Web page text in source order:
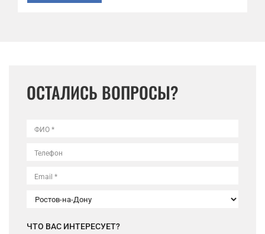
ОСТАЛИСЬ ВОПРОСЫ?
ФИО *
Телефон
Email *
ЧТО ВАС ИНТЕРЕСУЕТ?